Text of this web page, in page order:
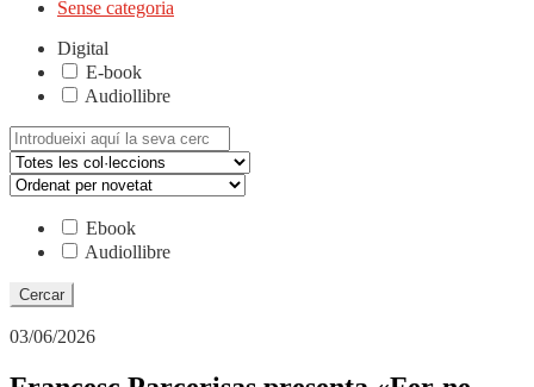
Sense categoria
Digital
E-book
Audiollibre
Cerca:
Ebook
Audiollibre
03/06/2026